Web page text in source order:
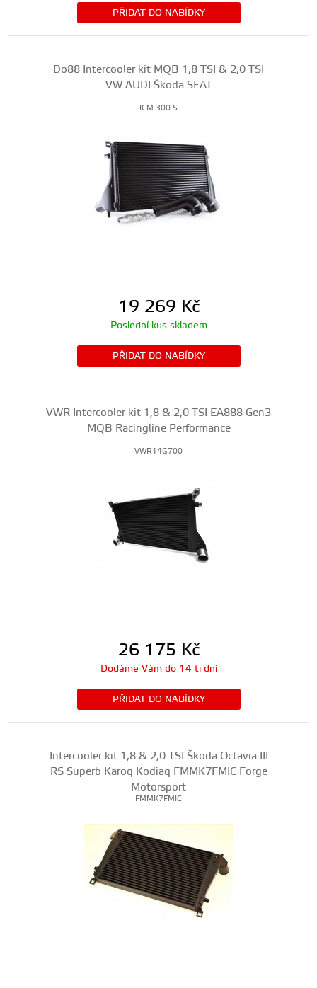
PŘIDAT DO NABÍDKY
Do88 Intercooler kit MQB 1,8 TSI & 2,0 TSI
VW AUDI Škoda SEAT
ICM-300-S
19 269 Kč
Poslední kus skladem
PŘIDAT DO NABÍDKY
VWR Intercooler kit 1,8 & 2,0 TSI EA888 Gen3
MQB Racingline Performance
VWR14G700
26 175 Kč
Dodáme Vám do 14 ti dní
PŘIDAT DO NABÍDKY
Intercooler kit 1,8 & 2,0 TSI Škoda Octavia III
RS Superb Karoq Kodiaq FMMK7FMIC Forge
Motorsport
FMMK7FMIC